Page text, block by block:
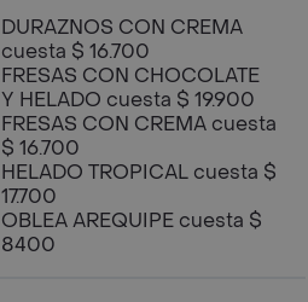
DURAZNOS CON CREMA
cuesta $ 16.700
FRESAS CON CHOCOLATE
Y HELADO cuesta $ 19.900
FRESAS CON CREMA cuesta
$ 16.700
HELADO TROPICAL cuesta $
17.700
OBLEA AREQUIPE cuesta $
8400